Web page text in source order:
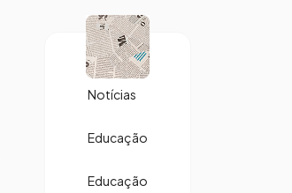
Notícias
Educação
Educação